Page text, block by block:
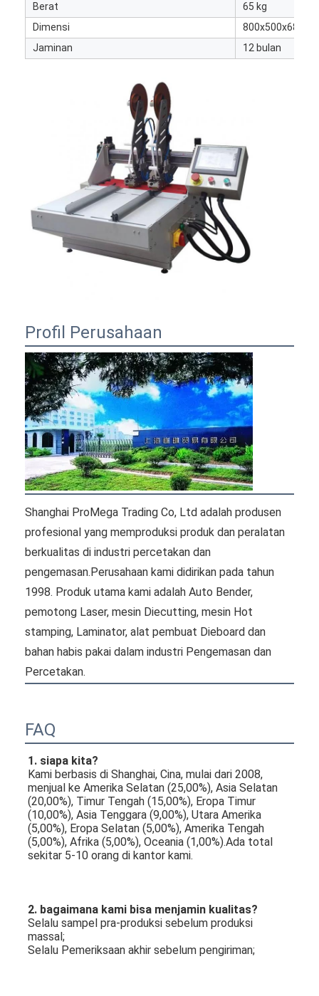
mati peralatan pemotongan
Mesin Auto Bender
Buku membuat mesin
Mesin Kemasan otomatis
Otomatis Mesin Percetakan
Posting Tekan Peralatan
Pra Tekan Peralatan
Perlengkapan lainnya
Paper Bag Forming Machine
Mesin pengemasan otomatis
Berat
65 kg
Dimensi
Jaminan
12 bulan
Profil Perusahaan
Shanghai ProMega Trading Co, Ltd adalah produsen
profesional yang memproduksi produk dan peralatan
berkualitas di industri percetakan dan
pengemasan.Perusahaan kami didirikan pada tahun
1998. Produk utama kami adalah Auto Bender,
pemotong Laser, mesin Diecutting, mesin Hot
stamping, Laminator, alat pembuat Dieboard dan
bahan habis pakai dalam industri Pengemasan dan
Percetakan.
FAQ
1. siapa kita?
Kami berbasis di Shanghai, Cina, mulai dari 2008,
menjual ke Amerika Selatan (25,00%), Asia Selatan
(20,00%), Timur Tengah (15,00%), Eropa Timur
(10,00%), Asia Tenggara (9,00%), Utara Amerika
(5,00%), Eropa Selatan (5,00%), Amerika Tengah
(5,00%), Afrika (5,00%), Oceania (1,00%).Ada total
sekitar 5-10 orang di kantor kami.
2. bagaimana kami bisa menjamin kualitas?
Selalu sampel pra-produksi sebelum produksi
massal;
Selalu Pemeriksaan akhir sebelum pengiriman;